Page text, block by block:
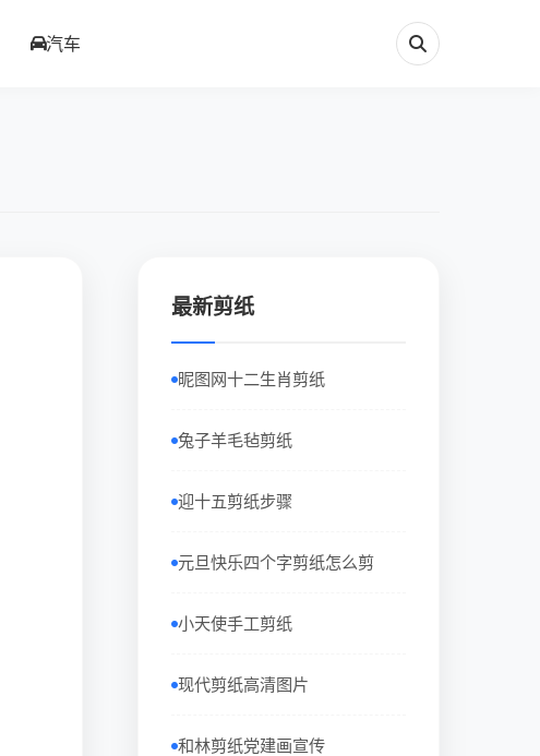
汽车
最新剪纸
昵图网十二生肖剪纸
兔子羊毛毡剪纸
迎十五剪纸步骤
元旦快乐四个字剪纸怎么剪
小天使手工剪纸
现代剪纸高清图片
和林剪纸党建画宣传